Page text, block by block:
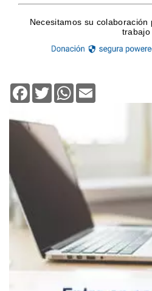
Facebook
TwitterWhatsApp